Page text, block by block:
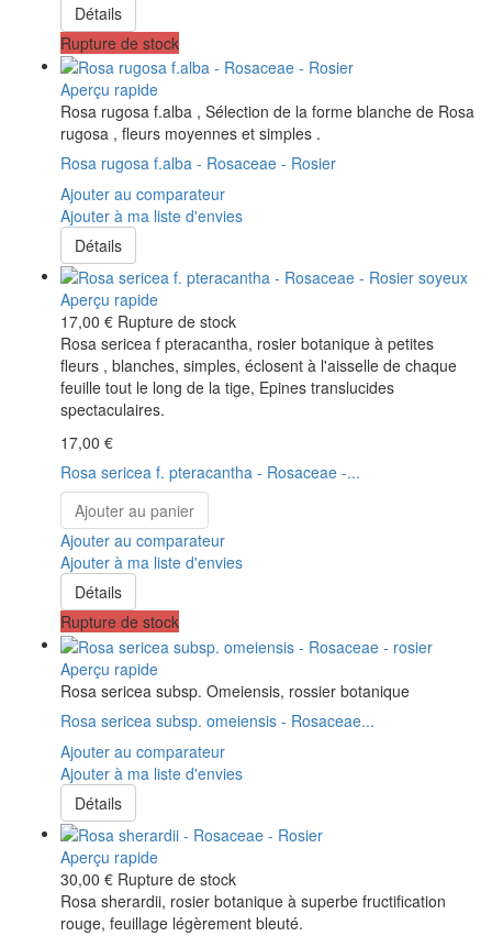
Détails
Rupture de stock
Aperçu rapide
Rosa rugosa f.alba , Sélection de la forme blanche de Rosa
rugosa , fleurs moyennes et simples .
Rosa rugosa f.alba - Rosaceae - Rosier
Ajouter au comparateur
Ajouter à ma liste d'envies
Détails
Aperçu rapide
17,00 € Rupture de stock
Rosa sericea f pteracantha, rosier botanique à petites
fleurs , blanches, simples, éclosent à l'aisselle de chaque
feuille tout le long de la tige, Epines translucides
spectaculaires.
17,00 €
Rosa sericea f. pteracantha - Rosaceae -...
Ajouter au panier
Ajouter au comparateur
Ajouter à ma liste d'envies
Détails
Rupture de stock
Aperçu rapide
Rosa sericea subsp. Omeiensis, rossier botanique
Rosa sericea subsp. omeiensis - Rosaceae...
Ajouter au comparateur
Ajouter à ma liste d'envies
Détails
Aperçu rapide
30,00 € Rupture de stock
Rosa sherardii, rosier botanique à superbe fructification
rouge, feuillage légèrement bleuté.